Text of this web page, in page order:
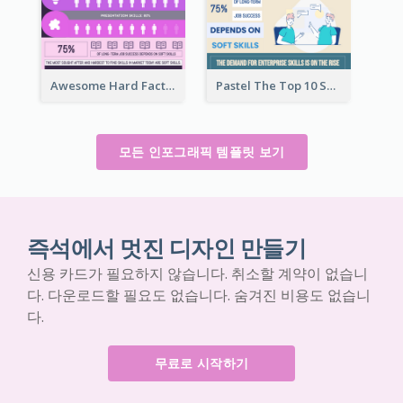
Awesome Hard Facts About Software Skills Infographic Design Pastel The Top 10 Soft Skills Infographic Design
모든 인포그래픽 템플릿 보기
즉석에서 멋진 디자인 만들기
신용 카드가 필요하지 않습니다. 취소할 계약이 없습니
다. 다운로드할 필요도 없습니다. 숨겨진 비용도 없습니
다.
무료로 시작하기